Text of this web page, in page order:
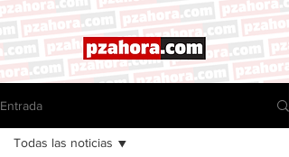
Entrada
Todas las noticias